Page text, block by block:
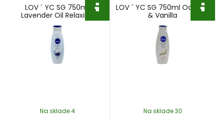
LOV ´ YC SG 750ml
Lavender Oil Relaxing
Na sklade 4
LOV ´ YC SG 750ml Oat Milk
& Vanilla
Na sklade 30